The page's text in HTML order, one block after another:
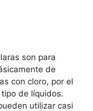
son para
de
con cloro, por el
de líquidos.
utilizar casi